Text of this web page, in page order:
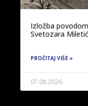
Izložba
Svetozara
PROČITAJ VIŠE »
07.08.2026.